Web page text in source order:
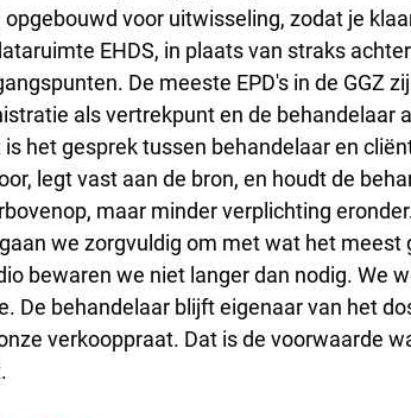
opgebouwd voor uitwisseling, zodat je
EHDS, in plaats van straks
De meeste EPD's in de GGZ
als vertrekpunt en de behandelaar
het gesprek tussen behandelaar en
legt vast aan de bron, en houdt de
maar minder verplichting
we zorgvuldig om met wat het meest
bewaren we niet langer dan nodig. We
De behandelaar blijft eigenaar van het
verkooppraat. Dat is de voorwaarde